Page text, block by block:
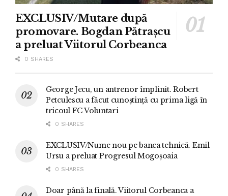
EXCLUSIV/Mutare după
promovare. Bogdan Pătrașcu
a preluat Viitorul Corbeanca
0 SHARES
George Jecu, un antrenor împlinit. Robert
Petculescu a făcut cunoștință cu prima ligă în
tricoul FC Voluntari
0 SHARES
EXCLUSIV/Nume nou pe banca tehnică. Emil
Ursu a preluat Progresul Mogoșoaia
0 SHARES
Doar până la finală. Viitorul Corbeanca a